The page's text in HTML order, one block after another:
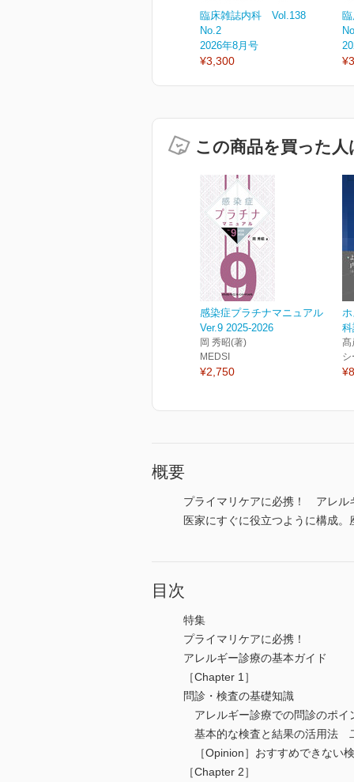
臨床雑誌内科 Vol.138
No.2
2026年8月号
¥3,300
この商品を買った
感染症プラチナマニュアル
Ver.9 2025-2026
岡 秀昭(著)
MEDSI
¥2,750
髙
シ
概要
プライマリケアに必携！ アレル
医家にすぐに役立つように構成
目次
特集
プライマリケアに必携！
アレルギー診療の基本ガイド
［Chapter 1］
問診・検査の基礎知識
アレルギー診療での問診のポ
基本的な検査と結果の活用法
［Opinion］おすすめできない
［Chapter 2］